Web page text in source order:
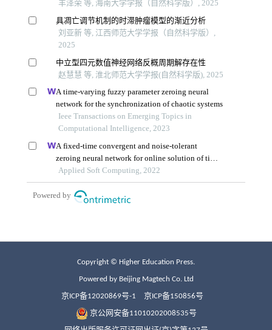
Copyright © Higher Education Press.
Powered by Beijing Magtech Co. Ltd
京ICP备12020869号-1 京ICP备150856号
京公网安备11010202008535号